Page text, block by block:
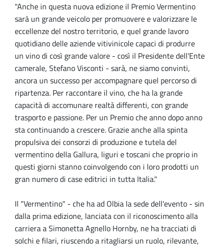
"Anche in questa nuova edizione il Premio Vermentino
sarà un grande veicolo per promuovere e valorizzare le
eccellenze del nostro territorio, e quel grande lavoro
quotidiano delle aziende vitivinicole capaci di produrre
un vino di così grande valore - così il Presidente dell'Ente
camerale, Stefano Visconti - sarà, ne siamo convinti,
ancora un successo per accompagnare quel percorso di
ripartenza. Per raccontare il vino, che ha la grande
capacità di accomunare realtà differenti, con grande
trasporto e passione. Per un Premio che anno dopo anno
sta continuando a crescere. Grazie anche alla spinta
propulsiva dei consorzi di produzione e tutela del
vermentino della Gallura, liguri e toscani che proprio in
questi giorni stanno coinvolgendo con i loro prodotti un
gran numero di case editrici in tutta Italia."
Il "Vermentino" - che ha ad Olbia la sede dell'evento - sin
dalla prima edizione, lanciata con il riconoscimento alla
carriera a Simonetta Agnello Hornby, ne ha tracciati di
solchi e filari, riuscendo a ritagliarsi un ruolo, rilevante,